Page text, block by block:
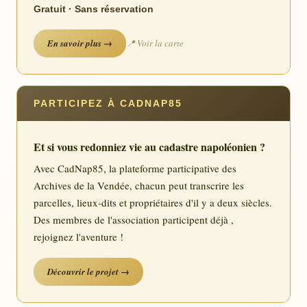
Gratuit · Sans réservation
En savoir plus → 📍 Voir la carte
PARTICIPEZ À CADNAP85
Et si vous redonniez vie au cadastre napoléonien ?
Avec CadNap85, la plateforme participative des
Archives de la Vendée, chacun peut transcrire les
parcelles, lieux-dits et propriétaires d'il y a deux siècles.
Des membres de l'association participent déjà ,
rejoignez l'aventure !
Découvrir le projet →